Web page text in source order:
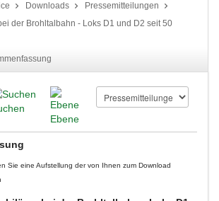
Downloads
Pressemitteilungen
der Brohltalbahn - Loks D1 und D2 seit 50
Ebene
Sie eine Aufstellung der von Ihnen zum Download